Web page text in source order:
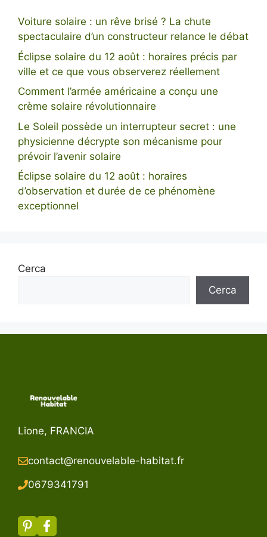
Voiture solaire : un rêve brisé ? La chute
spectaculaire d’un constructeur relance le débat
Éclipse solaire du 12 août : horaires précis par
ville et ce que vous observerez réellement
Comment l’armée américaine a conçu une
crème solaire révolutionnaire
Le Soleil possède un interrupteur secret : une
physicienne décrypte son mécanisme pour
prévoir l’avenir solaire
Éclipse solaire du 12 août : horaires
d’observation et durée de ce phénomène
exceptionnel
Cerca
Cerca
Lione, FRANCIA
contact@renouvelable-habitat.fr
0679341791